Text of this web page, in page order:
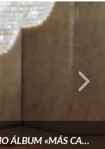
BAD GYAL ANUNCIA LA FECHA DE SU PRÓXIMO ÁLBUM «MÁS CARA»